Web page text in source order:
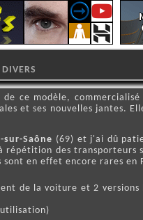
DIVERS
ce modèle,
et ses nouvelles jantes.
sur-Saône (69) et j'ai dû
des transporteurs
en effet encore rares en
de la voiture et 2